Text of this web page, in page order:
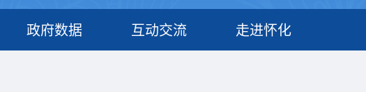
政府数据 互动交流 走进怀化